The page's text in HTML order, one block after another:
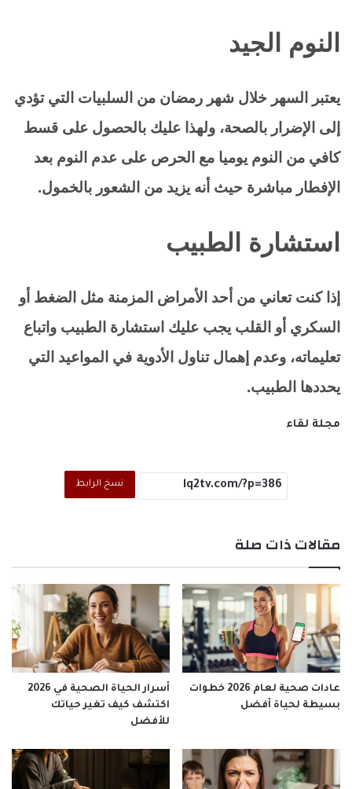
النوم الجيد
يعتبر السهر خلال شهر رمضان من السلبيات التي تؤدي
إلى الإضرار بالصحة، ولهذا عليك بالحصول على قسط
كافي من النوم يوميا مع الحرص على عدم النوم بعد
الإفطار مباشرة حيث أنه يزيد من الشعور بالخمول.
استشارة الطبيب
إذا كنت تعاني من أحد الأمراض المزمنة مثل الضغط أو
السكري أو القلب يجب عليك استشارة الطبيب واتباع
تعليماته، وعدم إهمال تناول الأدوية في المواعيد التي
يحددها الطبيب.
مجلة لقاء
نسخ الرابط
مقالات ذات صلة
عادات صحية لعام 2026 خطوات
بسيطة لحياة أفضل
أسرار الحياة الصحية في 2026
اكتشف كيف تغير حياتك
للأفضل